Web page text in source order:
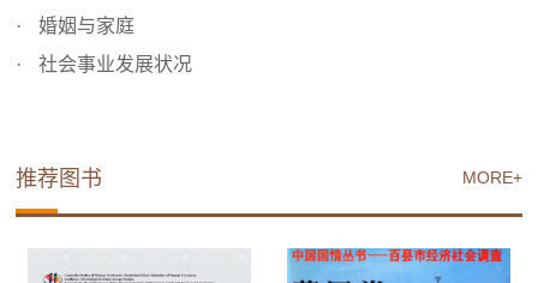
婚姻与家庭
社会事业发展状况
MORE+
推荐图书